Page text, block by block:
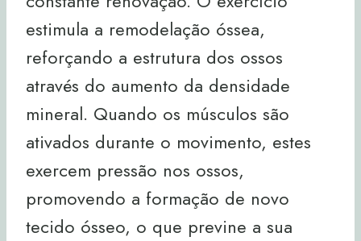
estimula a remodelação óssea,
reforçando a estrutura dos ossos
através do aumento da densidade
mineral. Quando os músculos são
ativados durante o movimento, estes
exercem pressão nos ossos,
promovendo a formação de novo
tecido ósseo, o que previne a sua